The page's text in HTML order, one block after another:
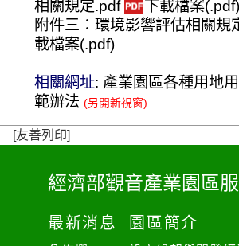
相關規定.pdf
下載檔案(.pdf)
附件三：環境影響評估相關規
載檔案(.pdf)
相關網址: 產業園區各種用地
範辦法
[友善列印]
:
:
經濟部觀音產業園區
最新消息 園區簡介